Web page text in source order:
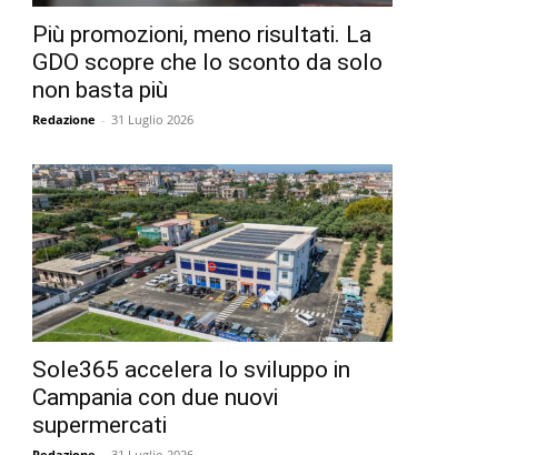
Più promozioni, meno risultati. La
GDO scopre che lo sconto da solo
non basta più
Redazione - 31 Luglio 2026
Sole365 accelera lo sviluppo in
Campania con due nuovi
supermercati